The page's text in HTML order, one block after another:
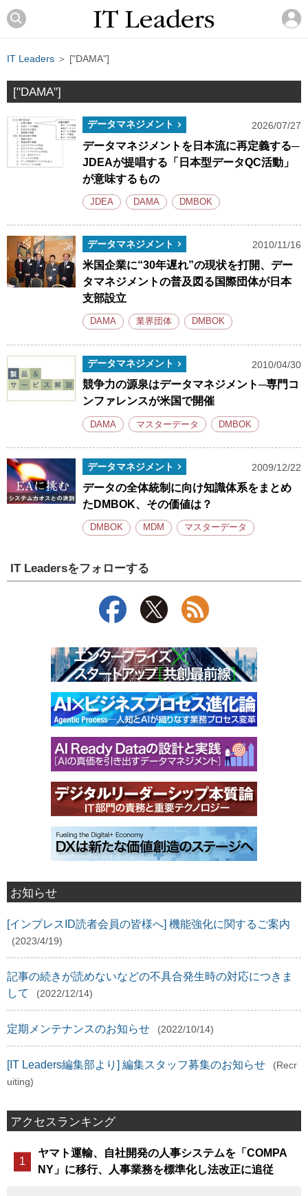
IT Leaders ＞ ["DAMA"]
["DAMA"]
データマネジメント 2026/07/27
データマネジメントを日本流に再定義する─
JDEAが提唱する「日本型データQC活動」
が意味するもの
JDEA DAMA DMBOK
データマネジメント 2010/11/16
米国企業に“30年遅れ”の現状を打開、デー
タマネジメントの普及図る国際団体が日本
支部設立
DAMA 業界団体 DMBOK
データマネジメント 2010/04/30
競争力の源泉はデータマネジメント─専門コ
ンファレンスが米国で開催
DAMA マスターデータ DMBOK
データマネジメント 2009/12/22
データの全体統制に向け知識体系をまとめ
たDMBOK、その価値は？
DMBOK MDM マスターデータ
IT Leadersをフォローする
お知らせ
[インプレスID読者会員の皆様へ] 機能強化に関するご案内
(2023/4/19)
記事の続きが読めないなどの不具合発生時の対応につきま
して
(2022/12/14)
定期メンテナンスのお知らせ (2022/10/14)
[IT Leaders編集部より] 編集スタッフ募集のお知らせ
(Recr
uiting)
アクセスランキング
ヤマト運輸、自社開発の人事システムを「COMPA
NY」に移行、人事業務を標準化し法改正に追従